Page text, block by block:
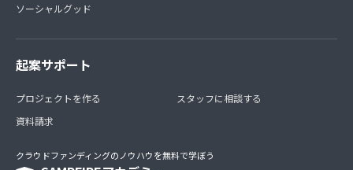
ソーシャルグッド
起案サポート
プロジェクトを作る
資料請求
スタッフに相談する
クラウドファンディングのノウハウを無料で学ぼう